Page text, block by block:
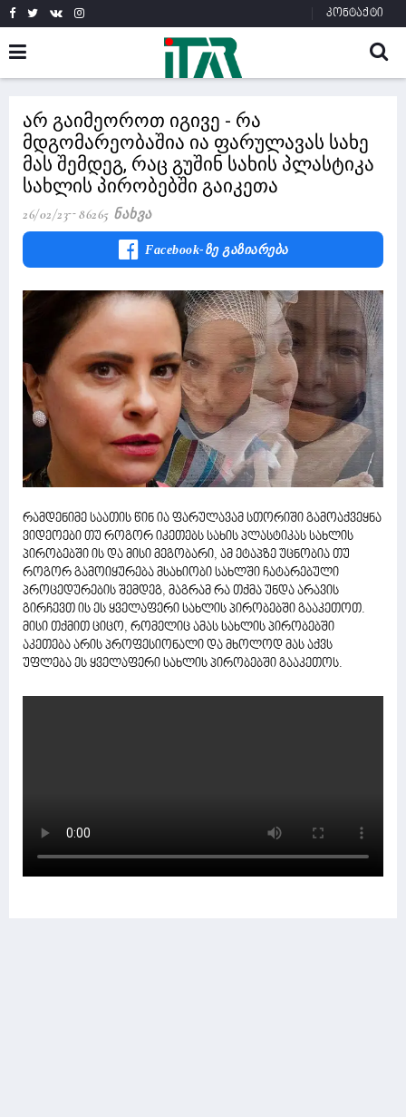
კონტაქტი
არ გაიმეოროთ იგივე - რა
მდგომარეობაშია ია ფარულავას სახე
მას შემდეგ, რაც გუშინ სახის პლასტიკა
სახლის პირობებში გაიკეთა
26/02/23 86265 Ნახვა
Facebook-Ზე Გაზიარება
რამდენიმე საათის წინ ია ფარულავამ სთორიში გამოაქვეყნა
ვიდეოები თუ როგორ იკეთებს სახის პლასტიკას სახლის
პირობებში ის და მისი მეგობარი, ამ ეტაპზე უცნობია თუ
როგორ გამოიყურება მსახიობი სახლში ჩატარებული
პროცედურების შემდეგ, მაგრამ რა თქმა უნდა არავის
გირჩევთ ის ეს ყველაფერი სახლის პირობებში გააკეთოთ.
მისი თქმით ციცო, რომელიც ამას სახლის პირობებში
აკეთება არის პროფესიონალი და მხოლოდ მას აქვს
უფლება ეს ყველაფერი სახლის პირობებში გააკეთოს.